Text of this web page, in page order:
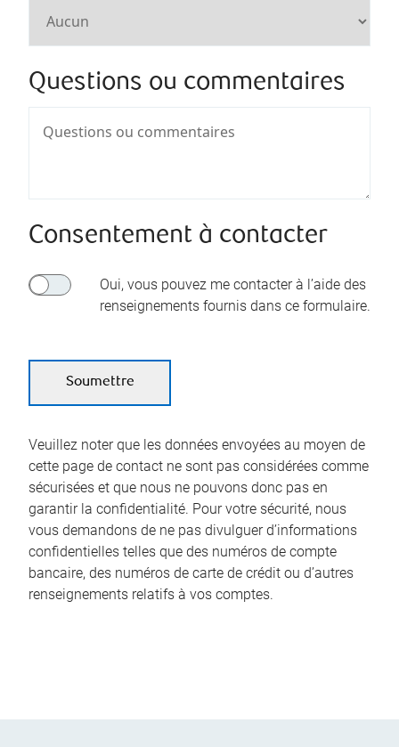
Questions ou commentaires
Consentement à contacter
Oui, vous pouvez me contacter à l’aide des
renseignements fournis dans ce formulaire.
Veuillez noter que les données envoyées au moyen de
cette page de contact ne sont pas considérées comme
sécurisées et que nous ne pouvons donc pas en
garantir la confidentialité. Pour votre sécurité, nous
vous demandons de ne pas divulguer d’informations
confidentielles telles que des numéros de compte
bancaire, des numéros de carte de crédit ou d’autres
renseignements relatifs à vos comptes.